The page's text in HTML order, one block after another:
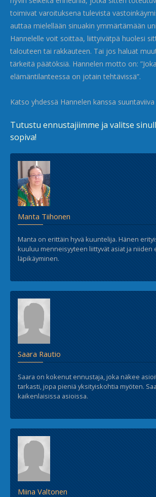
toimivat varoituksena tulevista
auttaa mielellään sinuakin ymmärtämään
Hannelelle voit soittaa, liittyivätpä huolesi
talouteen tai rakkauteen. Tai jos haluat
tärkeitä päätöksiä. Hannelen motto on:
elämäntilanteessa on jotain tehtävissä”.
Katso yhdessä Hannelen kanssa
Tutustu ennustajiimme ja valitse
sopiva!
Manta Tiihonen
Manta on erittäin hyvä kuuntelija. Hänen
kuuluu menneisyyteen liittyvät asiat ja niiden
läpikäyminen.
Saara Rautio
Saara on kokenut ennustaja, joka näkee
tarkasti, jopa pieniä yksityiskohtia myöten.
kaikenlaisissa asioissa.
Miina Valtonen